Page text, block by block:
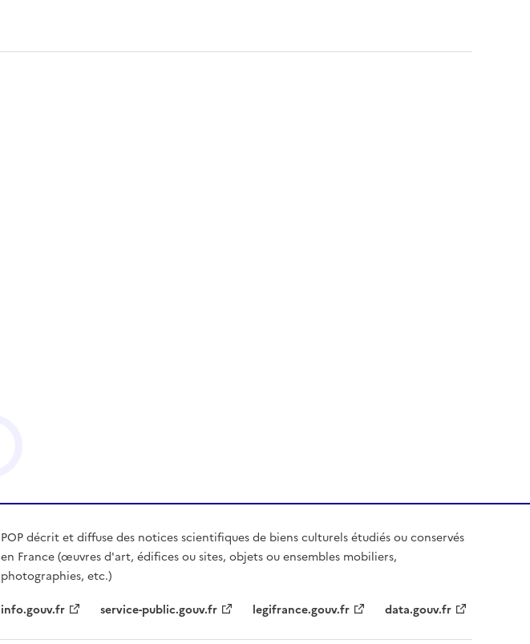
POP décrit et diffuse des notices scientifiques de biens culturels étudiés ou conservés
en France (œuvres d'art, édifices ou sites, objets ou ensembles mobiliers,
photographies, etc.)
info.gouv.fr
service-public.gouv.fr legifrance.gouv.fr data.gouv.fr